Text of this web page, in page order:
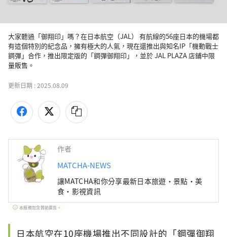
大家聽過「御翔印」嗎？在日本航空（JAL） 有航線的56座日本的機場都
有這個特別的紀念品，擁有極大的人氣，現在還推出與知名IP「機動戰士
鋼彈」合作，推出限定版的「鋼彈御翔印」，並於 JAL PLAZA 店鋪中限
量販售。
更新日期 :2025.08.09
作者
MATCHA-NEWS
讓MATCHA和你分享最新日本旅遊・景點・美
食・影視資訊
本服務包含贊助廣告。
日本航空在10座機場推出不同設計的「鋼彈御翔